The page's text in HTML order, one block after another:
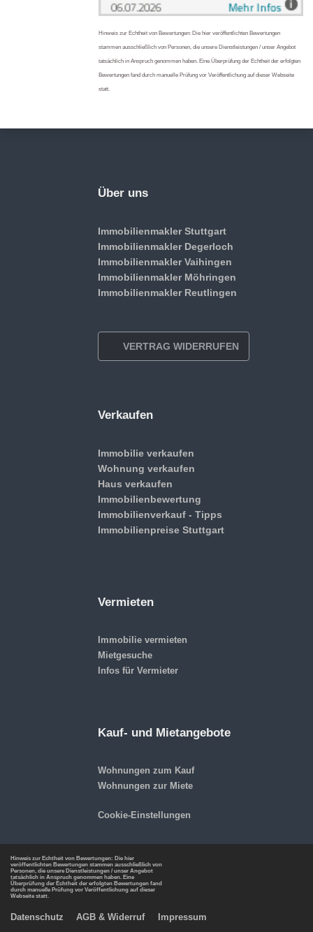
Hinweis zur Echtheit von Bewertungen: Die hier veröffentlichten Bewertungen
stammen ausschließlich von Personen, die unsere Dienstleistungen / unser Angebot
tatsächlich in Anspruch genommen haben. Eine Überprüfung der Echtheit der erfolgten
Bewertungen fand durch manuelle Prüfung vor Veröffentlichung auf dieser Webseite
statt.
Über uns
Immobilienmakler Stuttgart
Immobilienmakler Degerloch
Immobilienmakler Vaihingen
Immobilienmakler Möhringen
Immobilienmakler Reutlingen
VERTRAG WIDERRUFEN
Verkaufen
Immobilie verkaufen
Wohnung verkaufen
Haus verkaufen
Immobilienbewertung
Immobilienverkauf - Tipps
Immobilienpreise Stuttgart
Vermieten
Immobilie vermieten
Mietgesuche
Infos für Vermieter
Kauf- und Mietangebote
Wohnungen zum Kauf
Wohnungen zur Miete
Cookie-Einstellungen
Hinweis zur Echtheit von Bewertungen: Die hier
veröffentlichten Bewertungen stammen ausschließlich von
Personen, die unsere Dienstleistungen / unser Angebot
tatsächlich in Anspruch genommen haben. Eine
Überprüfung der Echtheit der erfolgten Bewertungen fand
durch manuelle Prüfung vor Veröffentlichung auf dieser
Webseite statt.
Datenschutz AGB & Widerruf Impressum